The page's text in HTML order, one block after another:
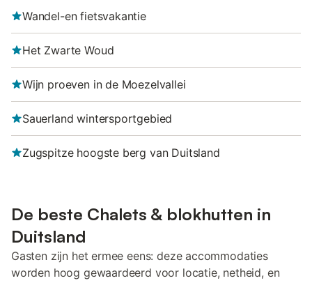
Wandel-en fietsvakantie
Het Zwarte Woud
Wijn proeven in de Moezelvallei
Sauerland wintersportgebied
Zugspitze hoogste berg van Duitsland
De beste Chalets & blokhutten in
Duitsland
Gasten zijn het ermee eens: deze accommodaties
worden hoog gewaardeerd voor locatie, netheid, en